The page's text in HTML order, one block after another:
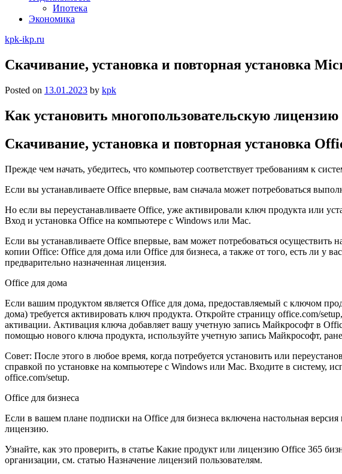
Ипотека
Экономика
kpk-ikp.ru
Скачивание, установка и повторная установка
Posted on 13.01.2023 by kpk
Как установить многопользовательскую лицензию
Скачивание, установка и повторная установка
Прежде чем начать, убедитесь, что компьютер соответствует требованиям к
Если вы устанавливаете Office впервые, вам сначала может потребоваться
Но если вы переустанавливаете Office, уже активировали ключ продукта или
Вход и установка Office на компьютере с Windows или Mac.
Если вы устанавливаете Office впервые, вам может потребоваться
копии Office: Office для дома или Office для бизнеса, а также от того, есть ли у
предварительно назначенная лицензия.
Office для дома
Если вашим продуктом является Office для дома, предоставляемый с ключом
дома) требуется активировать ключ продукта. Откройте страницу office.com/
активации. Активация ключа добавляет вашу учетную запись Майкрософт в
помощью нового ключа продукта, используйте учетную запись Майкрософт,
Совет: После этого в любое время, когда потребуется установить или
справкой по установке на компьютере с Windows или Mac. Входите в систему,
office.com/setup.
Office для бизнеса
Если в вашем плане подписки на Office для бизнеса включена настольная
лицензию.
Узнайте, как это проверить, в статье Какие продукт или лицензию Office 365
организации, см. статью Назначение лицензий пользователям.